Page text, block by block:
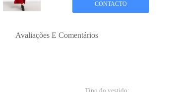
CONTACTO
Avaliações E Comentários
Tipo do vestido: